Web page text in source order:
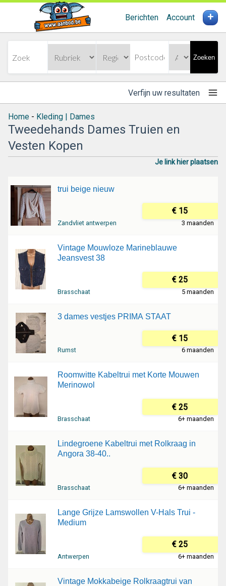
Berichten Account +
Zoeken
Verfijn uw resultaten
Home - Kleding | Dames
Tweedehands Dames Truien en
Vesten Kopen
Je link hier plaatsen
trui beige nieuw
€ 15
Zandvliet antwerpen 3 maanden
Vintage Mouwloze Marineblauwe
Jeansvest 38
€ 25
Brasschaat 5 maanden
3 dames vestjes PRIMA STAAT
€ 15
Rumst 6 maanden
Roomwitte Kabeltrui met Korte Mouwen
Merinowol
€ 25
Brasschaat 6+ maanden
Lindegroene Kabeltrui met Rolkraag in
Angora 38-40..
€ 30
Brasschaat 6+ maanden
Lange Grijze Lamswollen V-Hals Trui -
Medium
€ 25
Antwerpen 6+ maanden
Vintage Mokkabeige Rolkraagtrui van